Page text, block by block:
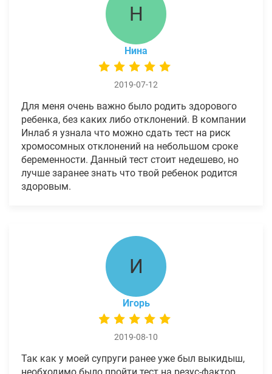
Н
Нина
2019-07-12
Для меня очень важно было родить здорового
ребенка, без каких либо отклонений. В компании
Инлаб я узнала что можно сдать тест на риск
хромосомных отклонений на небольшом сроке
беременности. Данный тест стоит недешево, но
лучше заранее знать что твой ребенок родится
здоровым.
И
Игорь
2019-08-10
Так как у моей супруги ранее уже был выкидыш,
необходимо было пройти тест на резус-фактор